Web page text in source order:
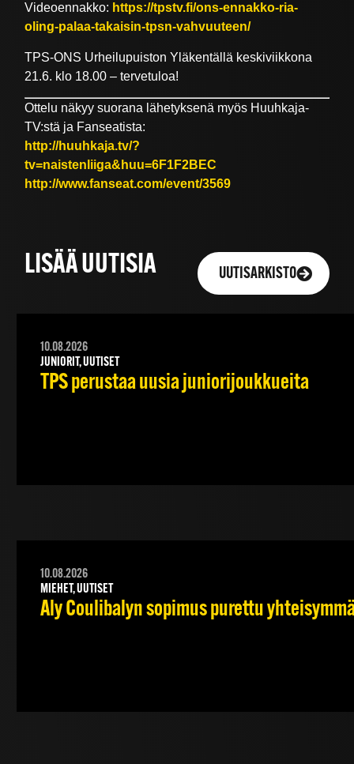
Videoennakko: https://tpstv.fi/ons-ennakko-ria-
oling-palaa-takaisin-tpsn-vahvuuteen/
TPS-ONS Urheilupuiston Yläkentällä keskiviikkona
21.6. klo 18.00 – tervetuloa!
Ottelu näkyy suorana lähetyksenä myös Huuhkaja-
TV:stä ja Fanseatista:
http://huuhkaja.tv/?
tv=naistenliiga&huu=6F1F2BEC
http://www.fanseat.com/event/3569
LISÄÄ UUTISIA UUTISARKISTO
10.08.2026
JUNIORIT, UUTISET
TPS perustaa uusia juniorijoukkueita
10.08.2026
MIEHET, UUTISET
Aly Coulibalyn sopimus purettu